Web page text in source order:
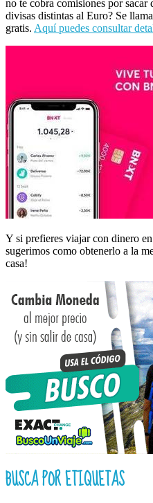
no te cobra comisiones por
divisas distintas al Euro? Se llama
gratis. Aquí puedes consultar
Y si prefieres viajar con dinero
sugerimos como obtenerlo a la
casa!
BUSCA POR ETIQUETAS